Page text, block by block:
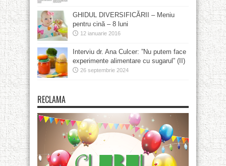
GHIDUL DIVERSIFICĂRII – Meniu
pentru cină – 8 luni
12 ianuarie 2016
Interviu dr. Ana Culcer: ”Nu putem face
experimente alimentare cu sugarul” (II)
26 septembrie 2024
RECLAMA